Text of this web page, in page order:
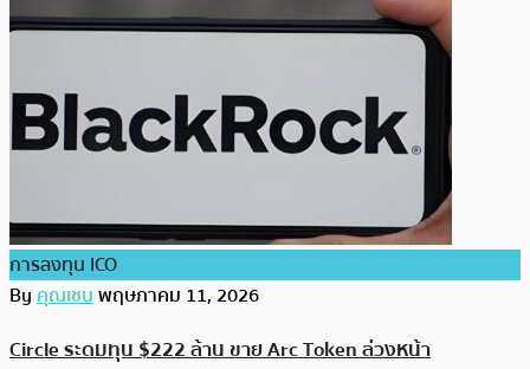
การลงทุน ICO
Byคุณเชนพฤษภาคม 11, 2026
Circle ระดมทุน $222 ล้าน ขาย Arc Token ล่วงหน้า